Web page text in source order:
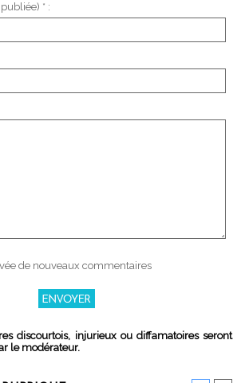
* :
de nouveaux commentaires
discourtois, injurieux ou diffamatoires seront
le modérateur.